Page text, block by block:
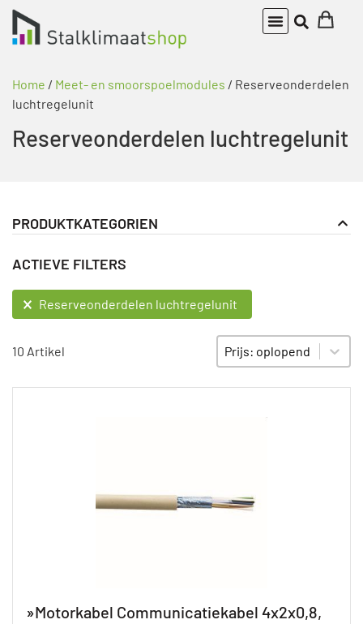
Home / Meet- en smoorspoelmodules / Reserveonderdelen
luchtregelunit
Reserveonderdelen luchtregelunit
PRODUKTKATEGORIEN
Meet- en smoorspoelmodules
Reserveonderdelen luchtregelunit
ACTIEVE FILTERS
ACTIEVE FILTERS
Reserveonderdelen luchtregelunit
10 Artikel SORTIEREN
Sort content
»Motorkabel Communicatiekabel 4x2x0,8,